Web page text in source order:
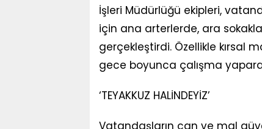
İşleri Müdürlüğü ekipleri,
için ana arterlerde, ara
gerçekleştirdi. Özellikle kırsal
gece boyunca çalışma
‘TEYAKKUZ HALİNDEYİZ’
Vatandaşların can ve mal